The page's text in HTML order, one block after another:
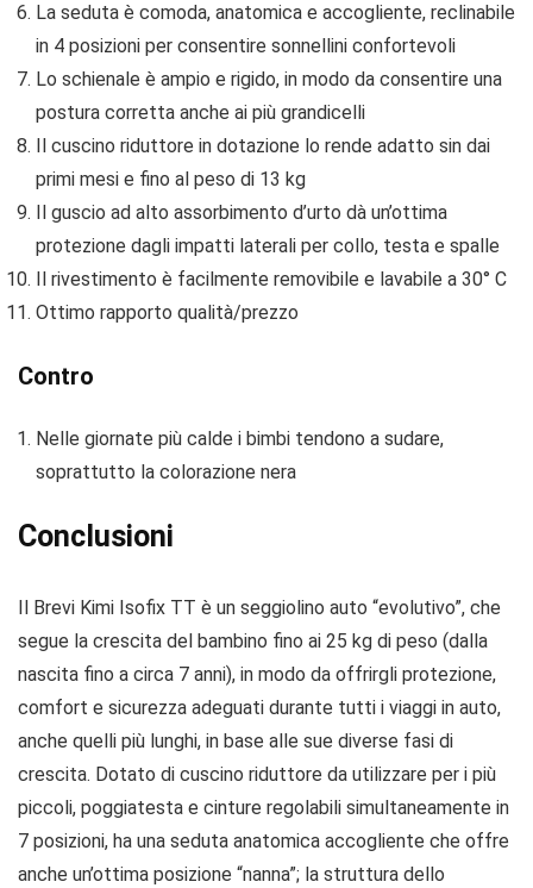
La seduta è comoda, anatomica e accogliente, reclinabile
in 4 posizioni per consentire sonnellini confortevoli
Lo schienale è ampio e rigido, in modo da consentire una
postura corretta anche ai più grandicelli
Il cuscino riduttore in dotazione lo rende adatto sin dai
primi mesi e fino al peso di 13 kg
Il guscio ad alto assorbimento d’urto dà un’ottima
protezione dagli impatti laterali per collo, testa e spalle
Il rivestimento è facilmente removibile e lavabile a 30° C
Ottimo rapporto qualità/prezzo
Contro
Nelle giornate più calde i bimbi tendono a sudare,
soprattutto la colorazione nera
Conclusioni
Il Brevi Kimi Isofix TT è un seggiolino auto “evolutivo”, che
segue la crescita del bambino fino ai 25 kg di peso (dalla
nascita fino a circa 7 anni), in modo da offrirgli protezione,
comfort e sicurezza adeguati durante tutti i viaggi in auto,
anche quelli più lunghi, in base alle sue diverse fasi di
crescita. Dotato di cuscino riduttore da utilizzare per i più
piccoli, poggiatesta e cinture regolabili simultaneamente in
7 posizioni, ha una seduta anatomica accogliente che offre
anche un’ottima posizione “nanna”; la struttura dello